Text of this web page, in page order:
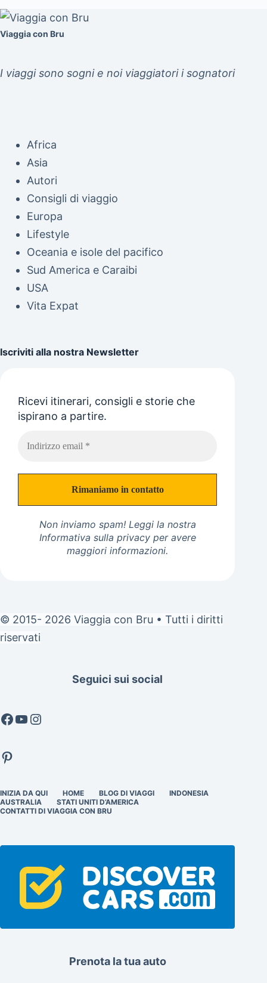
Viaggia con Bru
I viaggi sono sogni e noi viaggiatori i sognatori
Africa
Asia
Autori
Consigli di viaggio
Europa
Lifestyle
Oceania e isole del pacifico
Sud America e Caraibi
USA
Vita Expat
Iscriviti alla nostra Newsletter
Ricevi itinerari, consigli e storie che
ispirano a partire.
Non inviamo spam! Leggi la nostra
Informativa sulla privacyper avere
maggiori informazioni.
© 2015- 2026 Viaggia con Bru • Tutti i diritti
riservati
Seguici sui social
Facebook
YouTube
Instagram
Pinterest
INIZIA DA QUI HOME BLOG DI VIAGGI
INDONESIA
AUSTRALIA
STATI UNITI D’AMERICA
CONTATTI DI VIAGGIA CON BRU
Prenota la tua auto